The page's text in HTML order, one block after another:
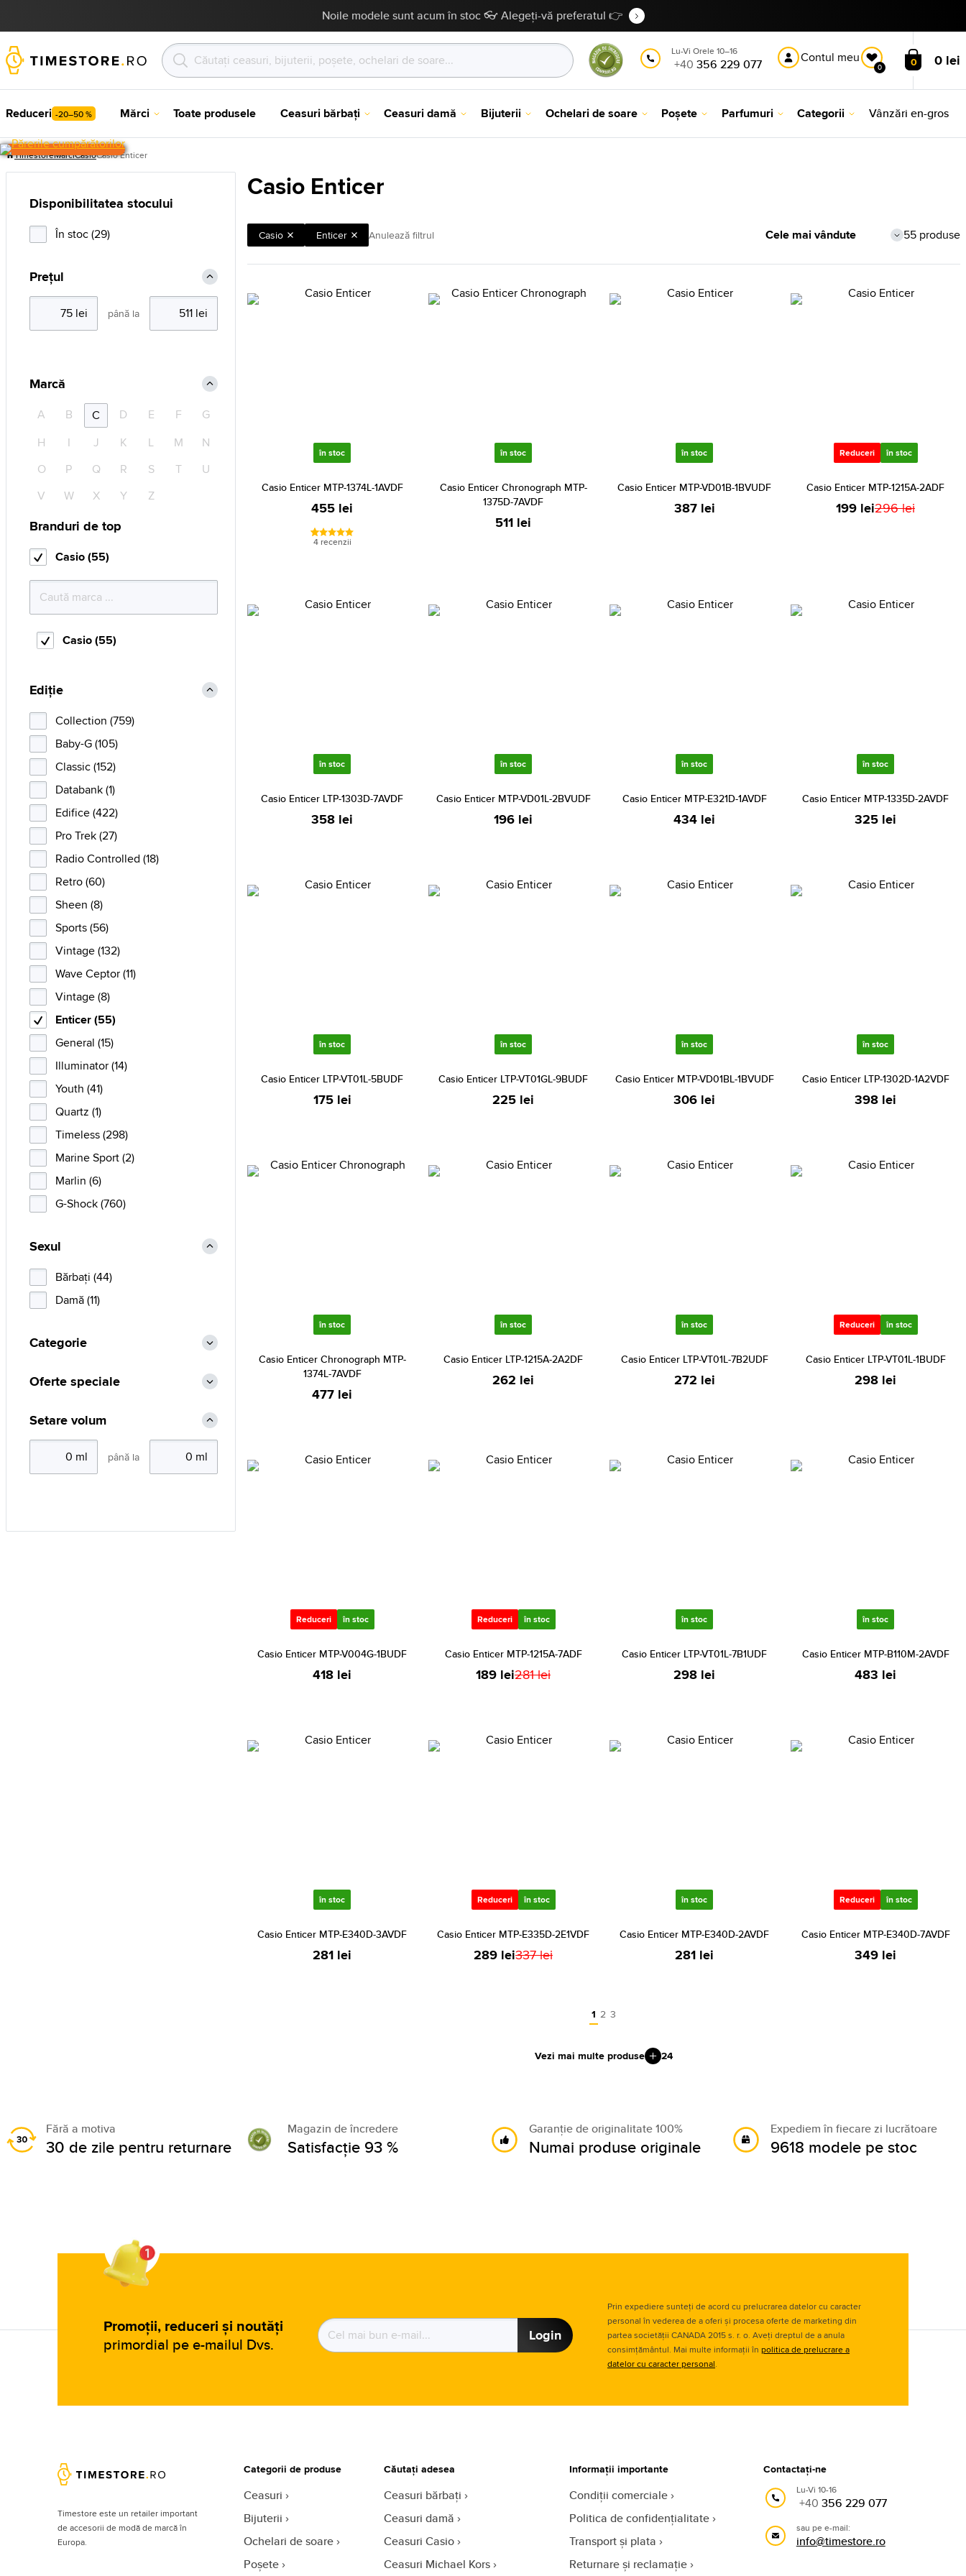
Noile modele sunt acum în stoc 👓 Alegeți-vă preferatul 👉
Lu-Vi Orele 10–16
+40 356 229 077 Contul meu
0 0 0 lei
Reduceri -20–50 % Mărci Toate produsele Ceasuri bărbați Ceasuri damă Bijuterii Ochelari de soare Poșete Parfumuri Categorii Vânzări en-gros
TimestoreMărciCasioCasio Enticer
Casio Enticer
Casio Enticer Anulează filtrul 55 produse
în stoc
Casio Enticer MTP-1374L-1AVDF
455 lei
4 recenzii
în stoc
Casio Enticer Chronograph MTP-
1375D-7AVDF
511 lei
în stoc
Casio Enticer MTP-VD01B-1BVUDF
387 lei
Reduceri în stoc
Casio Enticer MTP-1215A-2ADF
199 lei296 lei
în stoc
Casio Enticer LTP-1303D-7AVDF
358 lei
în stoc
Casio Enticer MTP-VD01L-2BVUDF
196 lei
în stoc
Casio Enticer MTP-E321D-1AVDF
434 lei
în stoc
Casio Enticer MTP-1335D-2AVDF
325 lei
în stoc
Casio Enticer LTP-VT01L-5BUDF
175 lei
în stoc
Casio Enticer LTP-VT01GL-9BUDF
225 lei
în stoc
Casio Enticer MTP-VD01BL-1BVUDF
306 lei
în stoc
Casio Enticer LTP-1302D-1A2VDF
398 lei
în stoc
Casio Enticer Chronograph MTP-
1374L-7AVDF
477 lei
în stoc
Casio Enticer LTP-1215A-2A2DF
262 lei
în stoc
Casio Enticer LTP-VT01L-7B2UDF
272 lei
Reduceri în stoc
Casio Enticer LTP-VT01L-1BUDF
298 lei
Reduceri în stoc
Casio Enticer MTP-V004G-1BUDF
418 lei
Reduceri în stoc
Casio Enticer MTP-1215A-7ADF
189 lei281 lei
în stoc
Casio Enticer LTP-VT01L-7B1UDF
298 lei
în stoc
Casio Enticer MTP-B110M-2AVDF
483 lei
în stoc
Casio Enticer MTP-E340D-3AVDF
281 lei
Reduceri în stoc
Casio Enticer MTP-E335D-2E1VDF
289 lei337 lei
în stoc
Casio Enticer MTP-E340D-2AVDF
281 lei
Reduceri în stoc
Casio Enticer MTP-E340D-7AVDF
349 lei
1 2 3
Vezi mai multe produse 24
Disponibilitatea stocului
În stoc (29)
Prețul
până la
Marcă
A B C D E F
G
H
I J K L M
N
O
P Q R S T
U
V
W X Y Z
Branduri de top
Casio (55)
Casio (55)
Ediție
Collection (759)
Baby-G (105)
Classic (152)
Databank (1)
Edifice (422)
Pro Trek (27)
Radio Controlled (18)
Retro (60)
Sheen (8)
Sports (56)
Vintage (132)
Wave Ceptor (11)
Vintage (8)
Enticer (55)
General (15)
Illuminator (14)
Youth (41)
Quartz (1)
Timeless (298)
Marine Sport (2)
Marlin (6)
G-Shock (760)
Sexul
Bărbaţi (44)
Damă (11)
Categorie
Oferte speciale
Setare volum
până la
Fără a motiva
30 de zile pentru returnare
Magazin de încredere
Satisfacție 93 %
Garanție de originalitate 100%
Numai produse originale
Expediem în fiecare zi lucrătoare
9618 modele pe stoc
Promoții, reduceri și noutăți
primordial pe e-mailul Dvs. Login
Prin expediere sunteți de acord cu prelucrarea datelor cu caracter
personal în vederea de a oferi și procesa oferte de marketing din
partea societății CANADA 2015 s. r. o. Aveți dreptul de a anula
consimțământul. Mai multe informații în politica de prelucrare a
datelor cu caracter personal.
Timestore este un retailer important
de accesorii de modă de marcă în
Europa.
Categorii de produse
Ceasuri
Bijuterii
Ochelari de soare
Poșete
Căutați adesea
Ceasuri bărbați
Ceasuri damă
Ceasuri Casio
Ceasuri Michael Kors
Informații importante
Condiții comerciale
Politica de confidențialitate
Transport și plata
Returnare și reclamație
Contactați-ne
Lu-Vi 10-16
+40 356 229 077
sau pe e-mail:
info@timestore.ro